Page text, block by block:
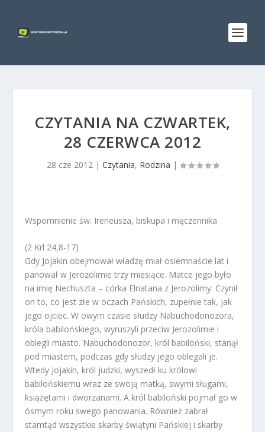
CZYTANIA NA CZWARTEK,
28 CZERWCA 2012
28 cze 2012| Czytania, Rodzina |
Wspomnienie św. Ireneusza, biskupa i męczennika
(2 Krl 24,8-17)
Gdy Jojakin obejmował władzę miał osiemnaście lat i
panował w Jerozolimie trzy miesiące. Matce jego było
na imię Nechuszta – córka Elnatana z Jerozolimy. Czynił
on to, co jest złe w oczach Pańskich, zupełnie tak, jak
jego ojciec. W owym czasie słudzy Nabuchodonozora,
króla babilońskiego, wyruszyli przeciw Jerozolimie i
oblegli miasto. Nabuchodonozor, król babiloński, stanął
pod miastem, podczas gdy słudzy jego oblegali je.
Wtedy Jojakin, król judzki, wyszedł ku królowi
babilońskiemu wraz ze swoją matką, swymi sługami,
książętami i dworzanami. A król babiloński pojmał go w
ósmym roku swego panowania. Również zabrał
stamtąd wszystkie skarby świątyni Pańskiej i skarby